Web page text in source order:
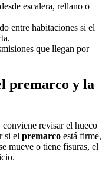
escalera, rellano o
entre habitaciones si el
que llegan por
premarco y la
revisar el hueco
si el premarco está firme,
mueve o tiene fisuras, el